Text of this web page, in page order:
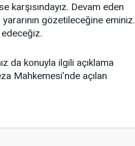
karşısındayız. Devam eden
gözetileceğine eminiz.
da konuyla ilgili açıklama
Mahkemesi’nde açılan